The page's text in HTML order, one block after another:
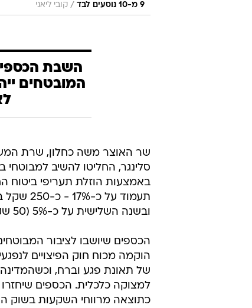
9 מ-10 נוסעים לבד / קובי ליאני
המובטחים
שר האוצר משה כחלון, שרת
באמצעות הוזלת תעריפי ביטוח
ובשנה השלישית על כ-5% (50 שקלים בממוצע).
הכספים שיושבו לציבור
הוקמה מכוח חוק הפיצויים
של תאונת פגע וברח,
למצוקה כלכלית. הכספים
כתוצאה מרווחי השקעות בשוק